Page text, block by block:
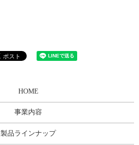
HOME
事業内容
製品ラインナップ